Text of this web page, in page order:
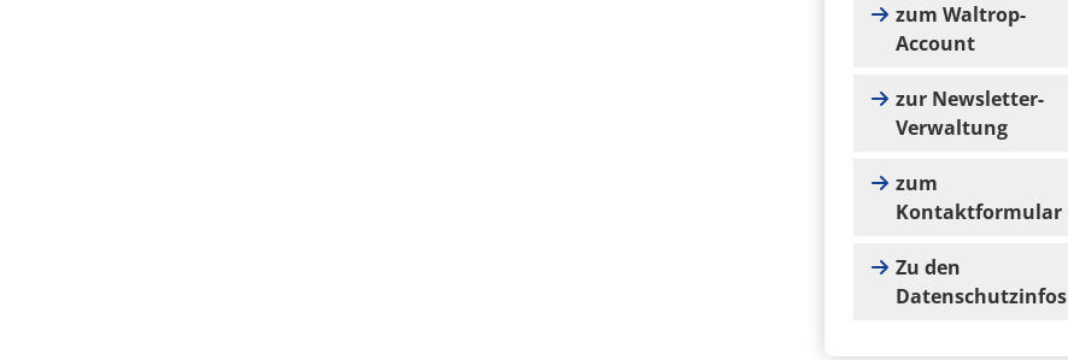
zum Waltrop-
Account
zur Newsletter-
Verwaltung
zum
Kontaktformular
Zu den
Datenschutzinfos